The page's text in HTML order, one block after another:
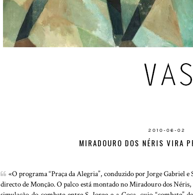
2010-06-02
MIRADOURO DOS NÉRIS VIRA
«O programa “Praça da Alegria”, conduzido por Jorge Gabriel
directo de Monção. O palco está montado no Miradouro dos